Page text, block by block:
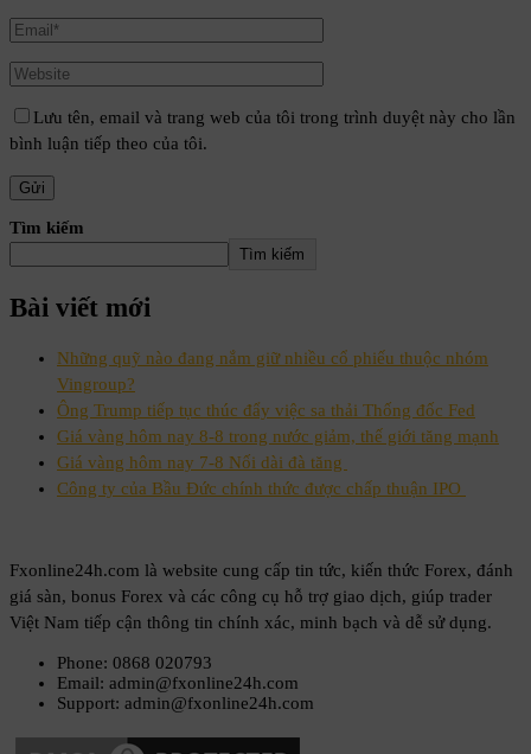
Lưu tên, email và trang web của tôi trong trình duyệt này cho lần
bình luận tiếp theo của tôi.
Tìm kiếm
Tìm kiếm
Bài viết mới
Những quỹ nào đang nắm giữ nhiều cổ phiếu thuộc nhóm
Vingroup?
Ông Trump tiếp tục thúc đẩy việc sa thải Thống đốc Fed
Giá vàng hôm nay 8-8 trong nước giảm, thế giới tăng mạnh
Giá vàng hôm nay 7-8 Nối dài đà tăng
Công ty của Bầu Đức chính thức được chấp thuận IPO
Fxonline24h.com là website cung cấp tin tức, kiến thức Forex, đánh
giá sàn, bonus Forex và các công cụ hỗ trợ giao dịch, giúp trader
Việt Nam tiếp cận thông tin chính xác, minh bạch và dễ sử dụng.
Phone: 0868 020793
Email: admin@fxonline24h.com
Support: admin@fxonline24h.com